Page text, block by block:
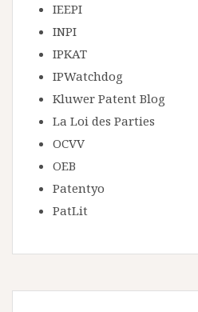
IEEPI
INPI
IPKAT
IPWatchdog
Kluwer Patent Blog
La Loi des Parties
OCVV
OEB
Patentyo
PatLit